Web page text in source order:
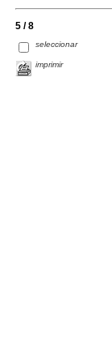
5 / 8
seleccionar
imprimir